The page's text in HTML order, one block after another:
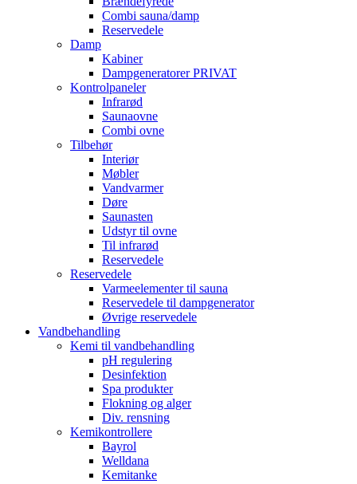
Combi sauna/damp
Reservedele
Damp
Kabiner
Dampgeneratorer PRIVAT
Kontrolpaneler
Infrarød
Saunaovne
Combi ovne
Tilbehør
Interiør
Møbler
Vandvarmer
Døre
Saunasten
Udstyr til ovne
Til infrarød
Reservedele
Reservedele
Varmeelementer til sauna
Reservedele til dampgenerator
Øvrige reservedele
Vandbehandling
Kemi til vandbehandling
pH regulering
Desinfektion
Spa produkter
Flokning og alger
Div. rensning
Kemikontrollere
Bayrol
Welldana
Kemitanke